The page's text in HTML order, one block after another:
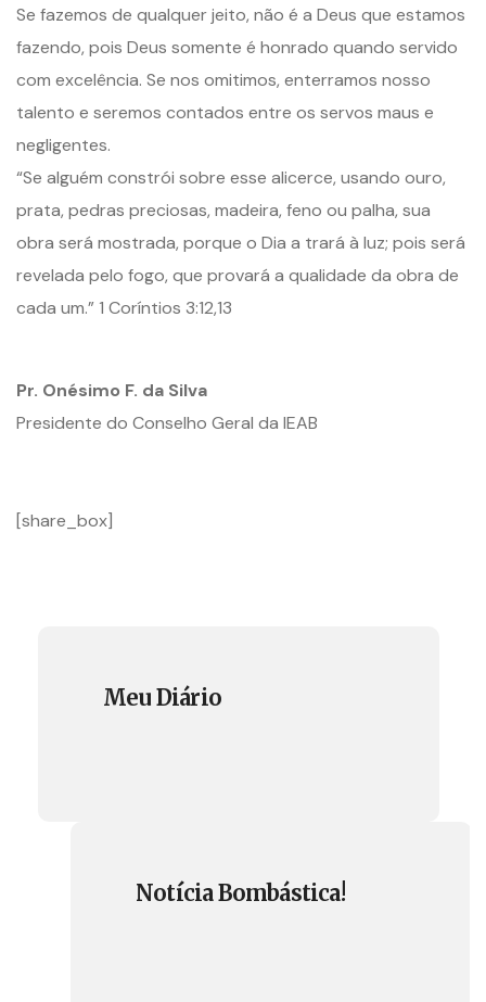
Se fazemos de qualquer jeito, não é a Deus que estamos
fazendo, pois Deus somente é honrado quando servido
com excelência. Se nos omitimos, enterramos nosso
talento e seremos contados entre os servos maus e
negligentes.
“Se alguém constrói sobre esse alicerce, usando ouro,
prata, pedras preciosas, madeira, feno ou palha, sua
obra será mostrada, porque o Dia a trará à luz; pois será
revelada pelo fogo, que provará a qualidade da obra de
cada um.” 1 Coríntios 3:12,13
Pr. Onésimo F. da Silva
Presidente do Conselho Geral da IEAB
[share_box]
Meu Diário
Notícia Bombástica!